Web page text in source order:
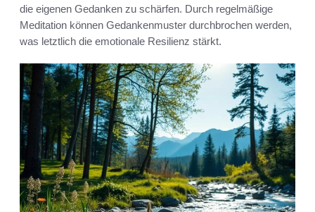
die eigenen Gedanken zu schärfen. Durch regelmäßige
Meditation können Gedankenmuster durchbrochen werden,
was letztlich die emotionale Resilienz stärkt.